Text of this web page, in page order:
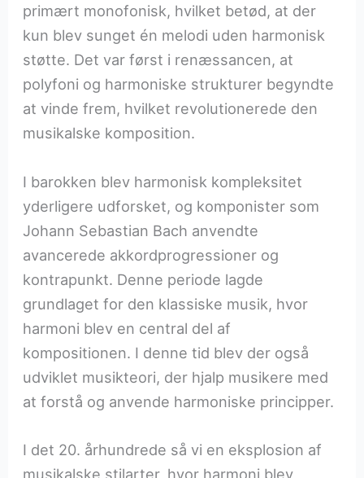
primært monofonisk, hvilket betød, at der
kun blev sunget én melodi uden harmonisk
støtte. Det var først i renæssancen, at
polyfoni og harmoniske strukturer begyndte
at vinde frem, hvilket revolutionerede den
musikalske komposition.
I barokken blev harmonisk kompleksitet
yderligere udforsket, og komponister som
Johann Sebastian Bach anvendte
avancerede akkordprogressioner og
kontrapunkt. Denne periode lagde
grundlaget for den klassiske musik, hvor
harmoni blev en central del af
kompositionen. I denne tid blev der også
udviklet musikteori, der hjalp musikere med
at forstå og anvende harmoniske principper.
I det 20. århundrede så vi en eksplosion af
musikalske stilarter, hvor harmoni blev